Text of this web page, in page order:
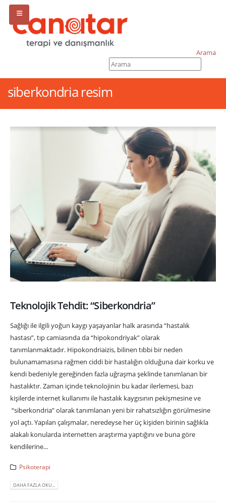
Arama
siberkondria resim
Teknolojik Tehdit: “Siberkondria”
Sağlığı ile ilgili yoğun kaygı yaşayanlar halk arasında “hastalık
hastası”, tıp camiasında da “hipokondriyak” olarak
tanımlanmaktadır. Hipokondriaizis, bilinen tıbbi bir neden
bulunamamasına rağmen ciddi bir hastalığın olduğuna dair korku ve
kendi bedeniyle gereğinden fazla uğraşma şeklinde tanımlanan bir
hastalıktır. Zaman içinde teknolojinin bu kadar ilerlemesi, bazı
kişilerde internet kullanımı ile hastalık kaygısının pekişmesine ve
“siberkondria” olarak tanımlanan yeni bir rahatsızlığın görülmesine
yol açtı. Yapılan çalışmalar, neredeyse her üç kişiden birinin sağlıkla
alakalı konularda internetten araştırma yaptığını ve buna göre
kendilerine...
Psikoterapi
DAHA FAZLA OKU...